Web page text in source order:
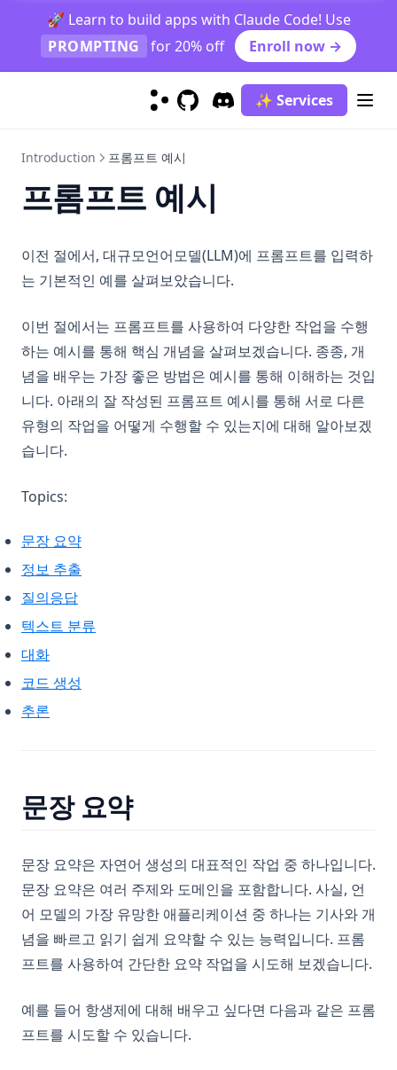
🚀 Learn to build apps with Claude Code! Use
PROMPTING
for 20% off Enroll now →
(opens in a new tab)
Discord
(opens in a new tab)
✨ Services
Introduction 프롬프트 예시
프롬프트 예시
이전 절에서, 대규모언어모델(LLM)에 프롬프트를 입력하
는 기본적인 예를 살펴보았습니다.
이번 절에서는 프롬프트를 사용하여 다양한 작업을 수행
하는 예시를 통해 핵심 개념을 살펴보겠습니다. 종종, 개
념을 배우는 가장 좋은 방법은 예시를 통해 이해하는 것입
니다. 아래의 잘 작성된 프롬프트 예시를 통해 서로 다른
유형의 작업을 어떻게 수행할 수 있는지에 대해 알아보겠
습니다.
Topics:
문장 요약
정보 추출
질의응답
텍스트 분류
대화
코드 생성
추론
문장 요약
문장 요약은 자연어 생성의 대표적인 작업 중 하나입니다.
문장 요약은 여러 주제와 도메인을 포함합니다. 사실, 언
어 모델의 가장 유망한 애플리케이션 중 하나는 기사와 개
념을 빠르고 읽기 쉽게 요약할 수 있는 능력입니다. 프롬
프트를 사용하여 간단한 요약 작업을 시도해 보겠습니다.
예를 들어 항생제에 대해 배우고 싶다면 다음과 같은 프롬
프트를 시도할 수 있습니다.